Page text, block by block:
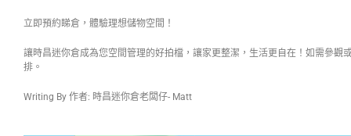
立即預約睇倉，體驗理想儲物空間！
讓時昌迷你倉成為您空間管理的好拍檔，讓家更整潔，生活更自在！如需參觀
排。
Writing By 作者: 時昌迷你倉老闆仔- Matt